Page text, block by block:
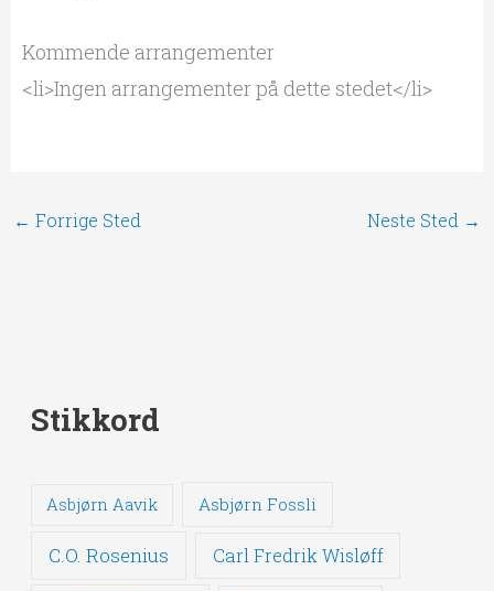
Kommende arrangementer
<li>Ingen arrangementer på dette stedet</li>
← Forrige Sted Neste Sted →
Stikkord
Asbjørn Aavik Asbjørn Fossli
C.O. Rosenius Carl Fredrik Wisløff